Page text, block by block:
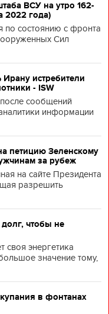
ВСУ на утро 162-
2022 года)
по состоянию с фронта
Сил
истребители
- ISW
сообщений
информации
петицию Зеленскому
за рубеж
на сайте Президента
разрешить
чтобы не
своя энергетика
значение тому,
в фонтанах